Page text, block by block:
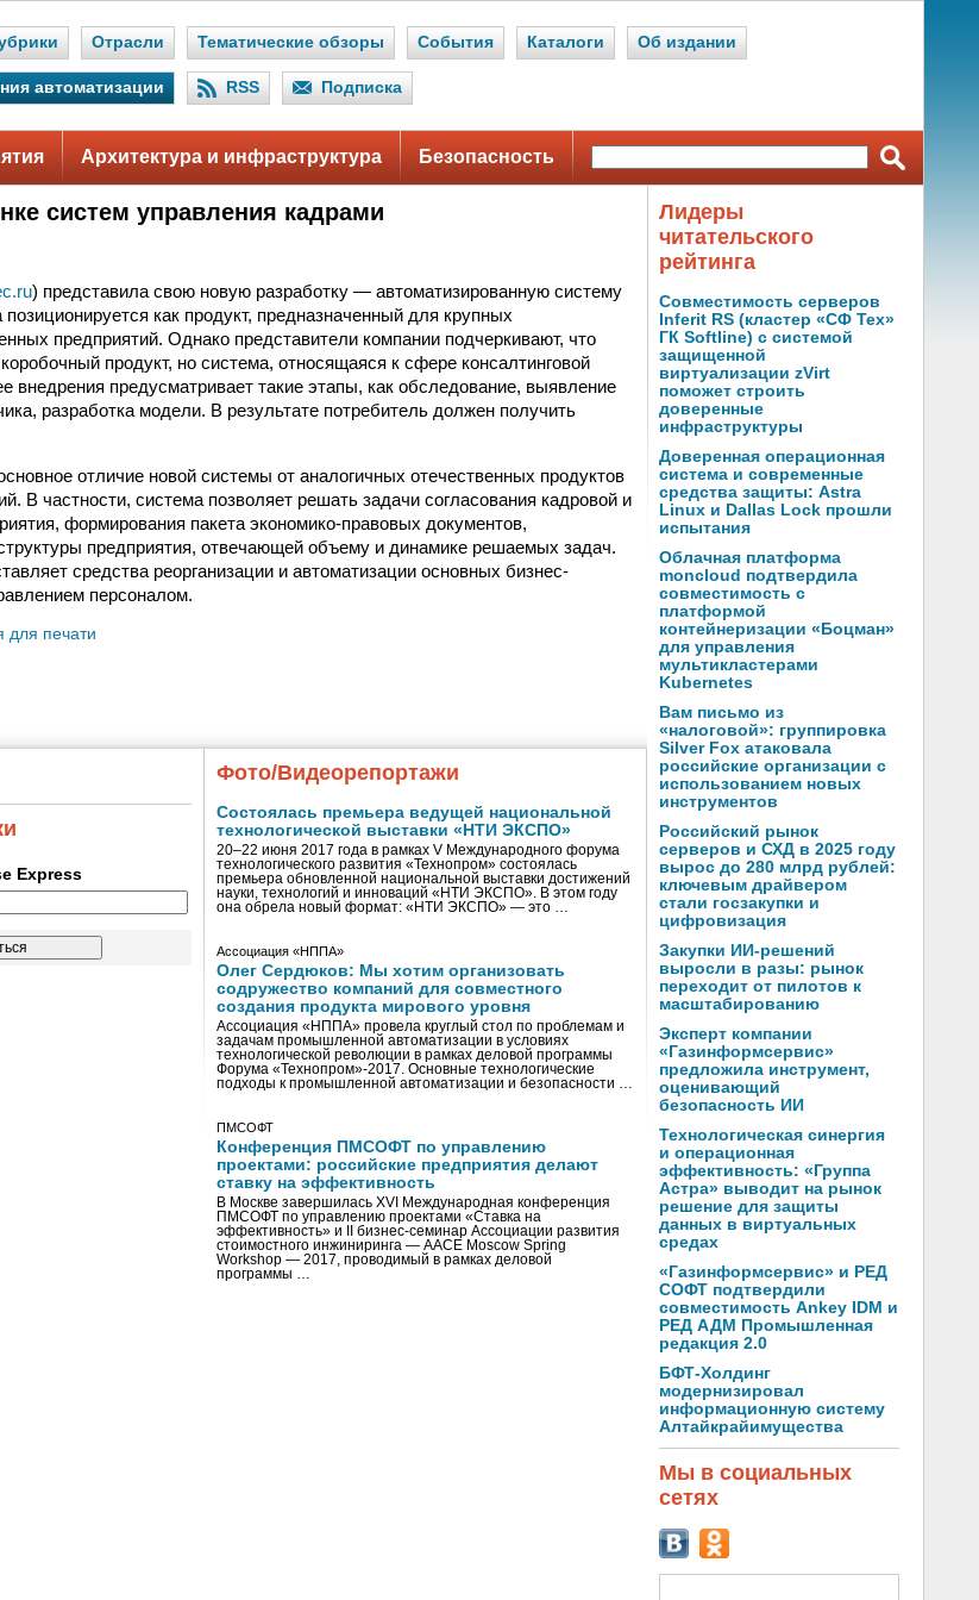
Отрасли Тематические обзоры События Каталоги Об издании
автоматизации RSS Подписка
Архитектура и инфраструктура Безопасность
систем управления кадрами
) представила свою новую разработку — автоматизированную систему
как продукт, предназначенный для крупных
предприятий. Однако представители компании подчеркивают, что
продукт, но система, относящаяся к сфере консалтинговой
внедрения предусматривает такие этапы, как обследование, выявление
разработка модели. В результате потребитель должен получить
отличие новой системы от аналогичных отечественных продуктов
В частности, система позволяет решать задачи согласования кадровой и
формирования пакета экономико-правовых документов,
предприятия, отвечающей объему и динамике решаемых задач.
средства реорганизации и автоматизации основных бизнес-
персоналом.
для печати
Express
Фото/Видеорепортажи
Состоялась премьера ведущей национальной
технологической выставки «НТИ ЭКСПО»
20–22 июня 2017 года в рамках V Международного форума
технологического развития «Технопром» состоялась
премьера обновленной национальной выставки достижений
науки, технологий и инноваций «НТИ ЭКСПО». В этом году
она обрела новый формат: «НТИ ЭКСПО» — это …
Ассоциация «НППА»
Олег Сердюков: Мы хотим организовать
содружество компаний для совместного
создания продукта мирового уровня
Ассоциация «НППА» провела круглый стол по проблемам и
задачам промышленной автоматизации в условиях
технологической революции в рамках деловой программы
Форума «Технопром»-2017. Основные технологические
подходы к промышленной автоматизации и безопасности …
ПМСОФТ
Конференция ПМСОФТ по управлению
проектами: российские предприятия делают
ставку на эффективность
В Москве завершилась XVI Международная конференция
ПМСОФТ по управлению проектами «Ставка на
эффективность» и II бизнес-семинар Ассоциации развития
стоимостного инжиниринга — AACE Moscow Spring
Workshop — 2017, проводимый в рамках деловой
программы …
Лидеры
читательского
рейтинга
Совместимость серверов
Inferit RS (кластер «СФ Тех»
ГК Softline) с системой
защищенной
виртуализации zVirt
поможет строить
доверенные
инфраструктуры
Доверенная операционная
система и современные
средства защиты: Astra
Linux и Dallas Lock прошли
испытания
Облачная платформа
moncloud подтвердила
совместимость с
платформой
контейнеризации «Боцман»
для управления
мультикластерами
Kubernetes
Вам письмо из
«налоговой»: группировка
Silver Fox атаковала
российские организации с
использованием новых
инструментов
Российский рынок
серверов и СХД в 2025 году
вырос до 280 млрд рублей:
ключевым драйвером
стали госзакупки и
цифровизация
Закупки ИИ-решений
выросли в разы: рынок
переходит от пилотов к
масштабированию
Эксперт компании
«Газинформсервис»
предложила инструмент,
оценивающий
безопасность ИИ
Технологическая синергия
и операционная
эффективность: «Группа
Астра» выводит на рынок
решение для защиты
данных в виртуальных
средах
«Газинформсервис» и РЕД
СОФТ подтвердили
совместимость Ankey IDM и
РЕД АДМ Промышленная
редакция 2.0
БФТ-Холдинг
модернизировал
информационную систему
Алтайкрайимущества
Мы в социальных
сетях